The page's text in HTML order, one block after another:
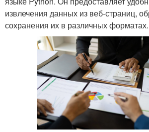
извлечения данных из веб-страниц,
сохранения их в различных форматах.